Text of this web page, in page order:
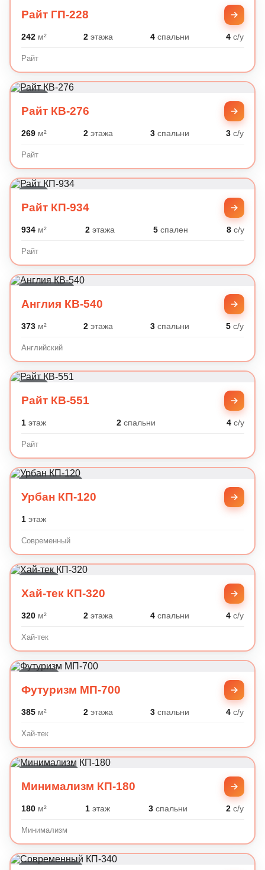
Райт ГП-228
242м² 2 этажа 4спальни 4 с/у
Райт
Райт КВ-276
269м² 2 этажа 3спальни 3 с/у
Райт
Райт КП-934
934м² 2этажа 5спален 8с/у
Райт
Англия КВ-540
373м² 2 этажа 3спальни 5 с/у
Английский
Райт КВ-551
1этаж 2 спальни 4с/у
Райт
Урбан КП-120
1этаж
Современный
Хай-тек КП-320
320м² 2 этажа 4спальни 4 с/у
Хай-тек
Футуризм МП-700
385м² 2 этажа 3спальни 4 с/у
Хай-тек
Минимализм КП-180
180м² 1этаж 3 спальни 2 с/у
Минимализм